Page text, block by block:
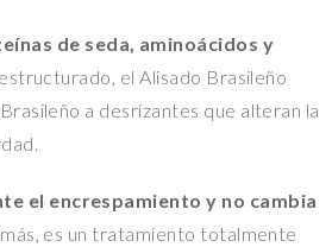
de seda, aminoácidos y
el Alisado Brasileño
a desrizantes que alteran la
el encrespamiento y no cambia
es un tratamiento totalmente